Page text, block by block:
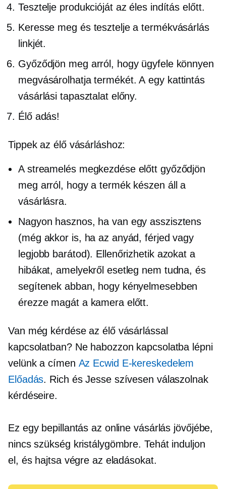
Tesztelje produkcióját az éles indítás előtt.
Keresse meg és tesztelje a termékvásárlás
linkjét.
Győződjön meg arról, hogy ügyfele könnyen
megvásárolhatja termékét. Aegy kattintás
vásárlási tapasztalat előny.
Élő adás!
Tippek az élő vásárláshoz:
A streamelés megkezdése előtt győződjön
meg arról, hogy a termék készen áll a
vásárlásra.
Nagyon hasznos, ha van egy asszisztens
(még akkor is, ha az anyád, férjed vagy
legjobb barátod). Ellenőrizhetik azokat a
hibákat, amelyekről esetleg nem tudna, és
segítenek abban, hogy kényelmesebben
érezze magát a kamera előtt.
Van még kérdése az élő vásárlással
kapcsolatban? Ne habozzon kapcsolatba lépni
velünk a címen Az Ecwid E-kereskedelem
Előadás. Rich és Jesse szívesen válaszolnak
kérdéseire.
Ez egy bepillantás az online vásárlás jövőjébe,
nincs szükség kristálygömbre. Tehát induljon
el, és hajtsa végre az eladásokat.